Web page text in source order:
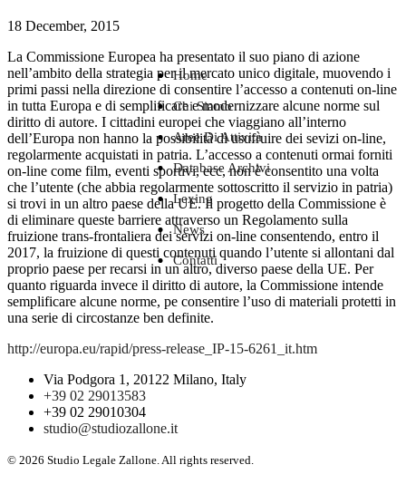
Home
Chi Siamo
Aree Di Attività
Database Archivi
Lexing
News
Contatti
18 December, 2015
La Commissione Europea ha presentato il suo piano di azione
nell’ambito della strategia per il mercato unico digitale, muovendo i
primi passi nella direzione di consentire l’accesso a contenuti on-line
in tutta Europa e di semplificare e modernizzare alcune norme sul
diritto di autore. I cittadini europei che viaggiano all’interno
dell’Europa non hanno la possibilità di usufruire dei sevizi on-line,
regolarmente acquistati in patria. L’accesso a contenuti ormai forniti
on-line come film, eventi sportivi, ecc, non è consentito una volta
che l’utente (che abbia regolarmente sottoscritto il servizio in patria)
si trovi in un altro paese della UE. Il progetto della Commissione è
di eliminare queste barriere attraverso un Regolamento sulla
fruizione trans-frontaliera dei servizi on-line consentendo, entro il
2017, la fruizione di questi contenuti quando l’utente si allontani dal
proprio paese per recarsi in un altro, diverso paese della UE. Per
quanto riguarda invece il diritto di autore, la Commissione intende
semplificare alcune norme, pe consentire l’uso di materiali protetti in
una serie di circostanze ben definite.
http://europa.eu/rapid/press-release_IP-15-6261_it.htm
Via Podgora 1, 20122 Milano, Italy
+39 02 29013583
+39 02 29010304
studio@studiozallone.it
© 2026 Studio Legale Zallone. All rights reserved.